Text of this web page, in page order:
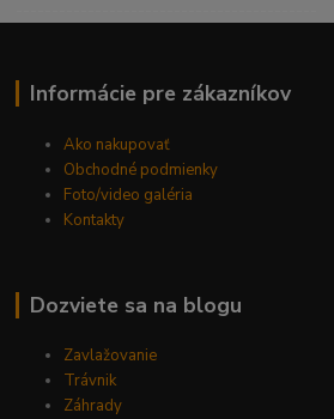
Informácie pre zákazníkov
Ako nakupovať
Obchodné podmienky
Foto/video galéria
Kontakty
Dozviete sa na blogu
Zavlažovanie
Trávnik
Záhrady